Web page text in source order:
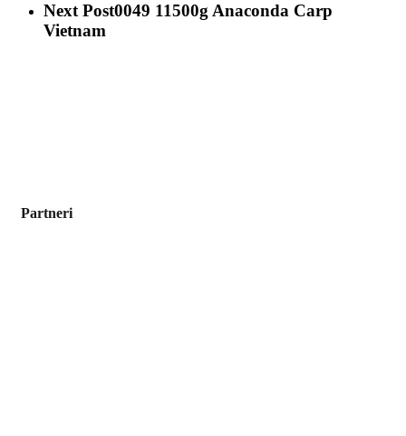
Next Post0049 11500g Anaconda Carp
Vietnam
Partneri